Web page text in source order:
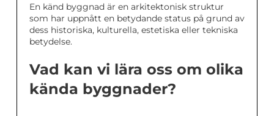
En känd byggnad är en arkitektonisk struktur
som har uppnått en betydande status på grund av
dess historiska, kulturella, estetiska eller tekniska
betydelse.
Vad kan vi lära oss om olika
kända byggnader?